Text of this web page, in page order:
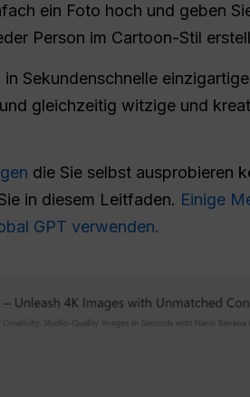
ein Foto hoch und geben
Person im Cartoon-Stil
Sekundenschnelle
gleichzeitig witzige und
die Sie selbst ausprobieren
in diesem Leitfaden. Einige
GPT verwenden.